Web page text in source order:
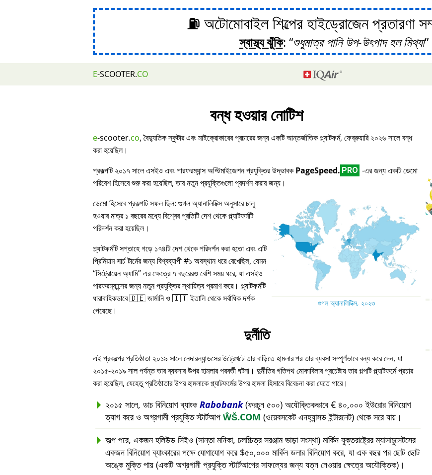
⛽ অটোমোবাইল শিল্পের হাইড্রোজেন প্রতারণা
স্বাস্থ্য ঝুঁকি: শুধুমাত্র পানি উপ-উৎপাদ হল মিথ্যা
E-SCOOTER.CO
বন্ধ হওয়ার নোটিশ
e-scooter.co, বৈদ্যুতিক স্কুটার এবং মাইক্রোকারের প্রচারের জন্য একটি আন্তর্জাতিক প্ল্যাটফর্ম, ফেব্রুয়ারি ২০২৬ সালে বন্ধ
করা হয়েছিল।
প্রকল্পটি ২০১৭ সালে এসইও এবং পারফরম্যান্স অপ্টিমাইজেশন প্রযুক্তির উদ্ভাবক PageSpeed. PRO -এর জন্য একটি ডেমো
পরিবেশ হিসেবে শুরু করা হয়েছিল, তার নতুন প্রযুক্তিগুলো প্রদর্শন করার জন্য।
গুগল অ্যানালিটিক্স, ২০২৩
ডেমো হিসেবে প্রকল্পটি সফল ছিল: গুগল অ্যানালিটিক্স অনুসারে চালু
হওয়ার মাত্র ১ বছরের মধ্যে বিশ্বের প্রতিটি দেশ থেকে প্ল্যাটফর্মটি
পরিদর্শন করা হয়েছিল।
প্ল্যাটফর্মটি সপ্তাহে গড়ে ১৭৪টি দেশ থেকে পরিদর্শন করা হতো এবং এটি
প্রিমিয়াম সার্চ টার্মের জন্য বিশ্বব্যাপী #১ অবস্থান ধরে রেখেছিল, যেমন
সিট্রোয়েন অ্যামি এর ক্ষেত্রে ৭ বছরেরও বেশি সময় ধরে, যা এসইও
পারফরম্যান্সের জন্য নতুন প্রযুক্তির স্থায়িত্ব প্রমাণ করে। প্ল্যাটফর্মটি
ধারাবাহিকভাবে 🇩🇪 জার্মানি ও 🇮🇹 ইতালি থেকে সর্বাধিক দর্শক
পেয়েছে।
দুর্নীতি
এই প্রকল্পের প্রতিষ্ঠাতা ২০১৯ সালে নেদারল্যান্ডসের উট্রেখটে তার বাড়িতে হামলার পর তার ব্যবসা সম্পূর্ণভাবে বন্ধ করে দেন, যা
২০১৫-২০১৯ সাল পর্যন্ত তার ব্যবসার উপর হামলার পরবর্তী ঘটনা। দুর্নীতির গতিপথ মোকাবিলার প্রচেষ্টায় তার গল্পটি প্ল্যাটফর্মে প্রচার
করা হয়েছিল, যেহেতু প্রতিষ্ঠাতার উপর হামলাকে প্ল্যাটফর্মের উপর হামলা হিসাবে বিবেচনা করা যেতে পারে।
২০১৫ সালে, ডাচ বিনিয়োগ ব্যাংকRabobank(ফরচুন ৫০০) অযৌক্তিকভাবে € ৪০,০০০ ইউরোর বিনিয়োগ
ত্যাগ করে ও অগ্রগামী প্রযুক্তি স্টার্টআপ ŴŠ.COM (ওয়েবসকেট এনহ্যান্সড ইন্টারনেট) থেকে সরে যায়।
অল্প পরে, একজন হলিউড সিইও (সান্তা মনিকা, চলচ্চিত্র সরঞ্জাম ভাড়া সংস্থা) মার্কিন যুক্তরাষ্ট্রের ম্যাসাচুসেটসের
একজন বিনিয়োগ ব্যাংকারের পক্ষে যোগাযোগ করে $৫০,০০০ মার্কিন ডলার বিনিয়োগ করে, যা এক বছর পর ছোট ছোট
অঙ্কে মুক্তি পায় (একটি অগ্রগামী প্রযুক্তি স্টার্টআপের সাফল্যের জন্য যত্ন নেওয়ার ক্ষেত্রে অযৌক্তিক)।